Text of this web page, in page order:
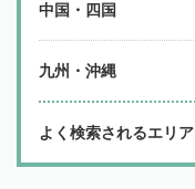
中国・四国
九州・沖縄
よく検索されるエリア